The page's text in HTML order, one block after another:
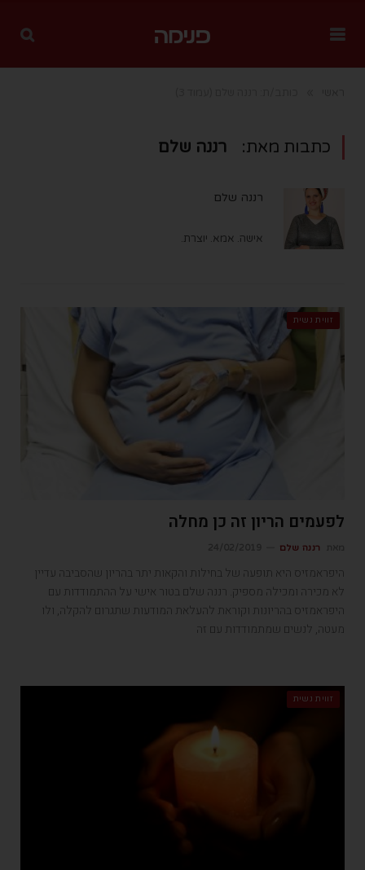
כתבות מאת: רננה שלם
רננה שלם
אישה. אמא. יוצרת.
זווית נשית
לפעמים הריון זה כן מחלה
רננה שלם
היפראמזיס היא תופעה של בחילות והקאות יתר בהריון שהסביבה עדיין
לא מכירה ומכילה מספיק. רננה שלם בטור אישי על ההתמודדות עם
היפראמזיס בהריונות וקוראת להעלאת המודעות שתגרום להקלה, ולו
מעטה, לנשים שמתמודדות עם זה
זווית נשית